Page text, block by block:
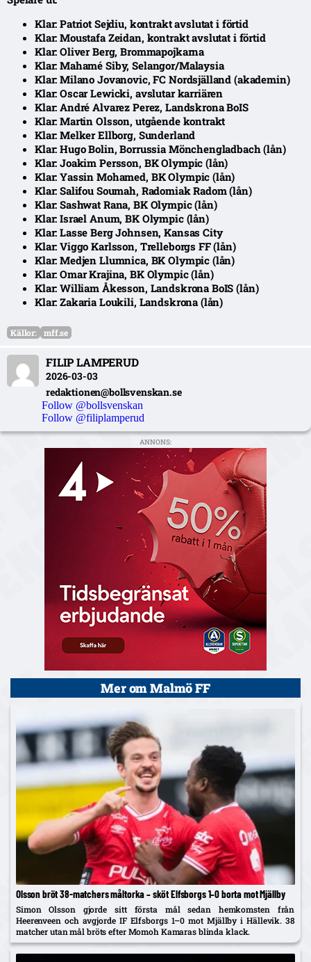
Klar: Patriot Sejdiu, kontrakt avslutat i förtid
Klar: Moustafa Zeidan, kontrakt avslutat i förtid
Klar: Oliver Berg, Brommapojkarna
Klar: Mahamé Siby, Selangor/Malaysia
Klar: Milano Jovanovic, FC Nordsjälland (akademin)
Klar: Oscar Lewicki, avslutar karriären
Klar: André Alvarez Perez, Landskrona BoIS
Klar: Martin Olsson, utgående kontrakt
Klar: Melker Ellborg, Sunderland
Klar: Hugo Bolin, Borrussia Mönchengladbach (lån)
Klar: Joakim Persson, BK Olympic (lån)
Klar: Yassin Mohamed, BK Olympic (lån)
Klar: Salifou Soumah, Radomiak Radom (lån)
Klar: Sashwat Rana, BK Olympic (lån)
Klar: Israel Anum, BK Olympic (lån)
Klar: Lasse Berg Johnsen, Kansas City
Klar: Viggo Karlsson, Trelleborgs FF (lån)
Klar: Medjen Llumnica, BK Olympic (lån)
Klar: Omar Krajina, BK Olympic (lån)
Klar: William Åkesson, Landskrona BoIS (lån)
Klar: Zakaria Loukili, Landskrona (lån)
Källor: mff.se
FILIP LAMPERUD
2026-03-03
redaktionen@bollsvenskan.se
Follow @bollsvenskan
Follow @filiplamperud
ANNONS:
Mer om Malmö FF
Olsson bröt 38-matchers måltorka – sköt Elfsborgs 1–0 borta mot Mjällby
Simon Olsson gjorde sitt första mål sedan hemkomsten från
Heerenveen och avgjorde IF Elfsborgs 1–0 mot Mjällby i Hällevik. 38
matcher utan mål bröts efter Momoh Kamaras blinda klack.